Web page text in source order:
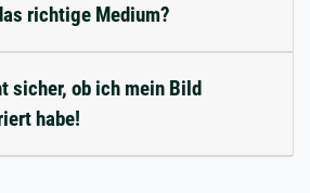
richtige Medium?
sicher, ob ich mein Bild
habe!